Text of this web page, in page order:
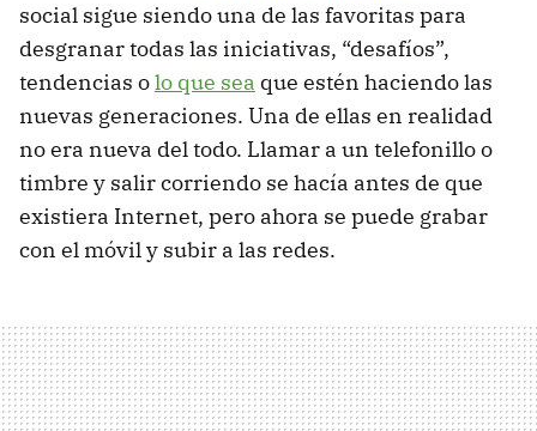
social sigue siendo una de las favoritas para
desgranar todas las iniciativas, “desafíos”,
tendencias olo que sea que estén haciendo las
nuevas generaciones. Una de ellas en realidad
no era nueva del todo. Llamar a un telefonillo o
timbre y salir corriendo se hacía antes de que
existiera Internet, pero ahora se puede grabar
con el móvil y subir a las redes.